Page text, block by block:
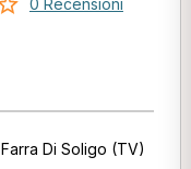
0 Recensioni
Di Soligo (TV)